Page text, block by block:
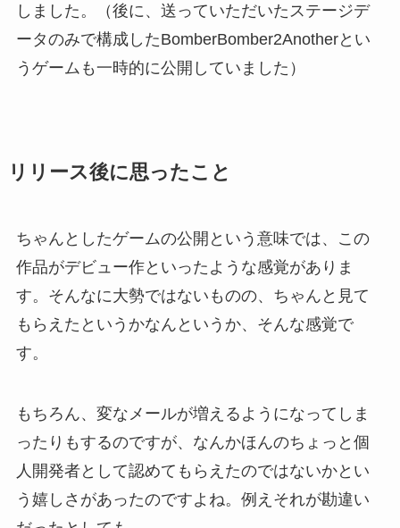
しました。（後に、送っていただいたステージデ
ータのみで構成したBomberBomber2Anotherとい
うゲームも一時的に公開していました）
リリース後に思ったこと
ちゃんとしたゲームの公開という意味では、この
作品がデビュー作といったような感覚がありま
す。そんなに大勢ではないものの、ちゃんと見て
もらえたというかなんというか、そんな感覚で
す。
もちろん、変なメールが増えるようになってしま
ったりもするのですが、なんかほんのちょっと個
人開発者として認めてもらえたのではないかとい
う嬉しさがあったのですよね。例えそれが勘違い